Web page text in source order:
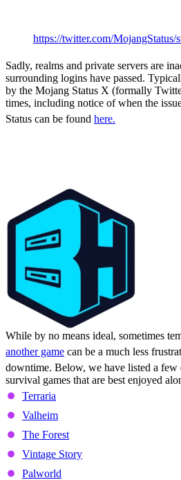
https://twitter.com/MojangStatus/
Sadly, realms and private servers are
surrounding logins have passed.
by the Mojang Status X (formally
times, including notice of when the
Status can be found here.
While by no means ideal, sometimes
another game can be a much less
downtime. Below, we have listed a
survival games that are best enjoyed
Terraria
Valheim
The Forest
Vintage Story
Palworld